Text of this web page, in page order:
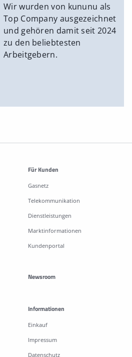
Wir wurden von kununu als
Top Company ausgezeichnet
und gehören damit seit 2024
zu den beliebtesten
Arbeitgebern.
Für Kunden
Gasnetz
Telekommunikation
Dienstleistungen
Marktinformationen
Kundenportal
Newsroom
Informationen
Einkauf
Impressum
Datenschutz